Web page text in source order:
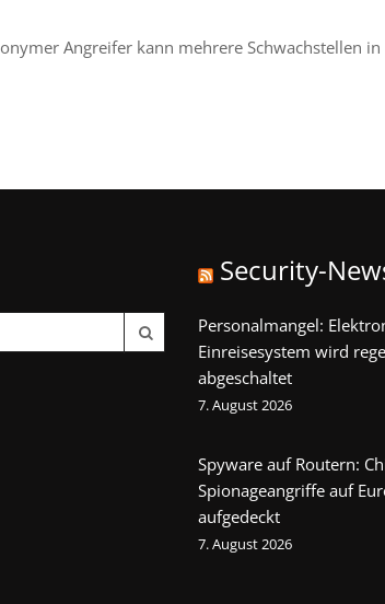
Angreifer kann mehrere Schwachstellen
Security-
Personalmangel:
Einreisesystem wird
abgeschaltet
7. August 2026
Spyware auf Routern:
Spionageangriffe auf
aufgedeckt
7. August 2026